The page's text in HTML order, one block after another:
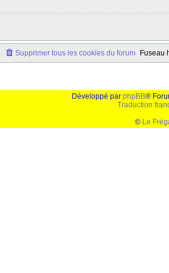
Fuseau
Supprimer tous les cookies du forum
Développé par phpBB®
Traduction
© Le